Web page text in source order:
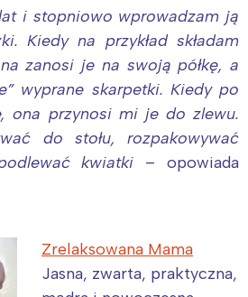
i stopniowo wprowadzam ją
Kiedy na przykład składam
zanosi je na swoją półkę, a
wyprane skarpetki. Kiedy po
ona przynosi mi je do zlewu.
do stołu, rozpakowywać
kwiatki – opowiada
Zrelaksowana Mama
Jasna, zwarta, praktyczna,